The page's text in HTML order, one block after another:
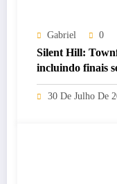
Gabriel 0
Silent Hill:
incluindo finais
30 De Julho De